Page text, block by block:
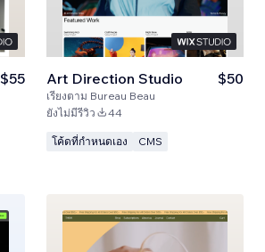
$55 Art Direction Studio
เรียงตาม Bureau Beau
$50
ยังไม่มีรีวิว 44
โค้ดที่กำหนดเอง CMS